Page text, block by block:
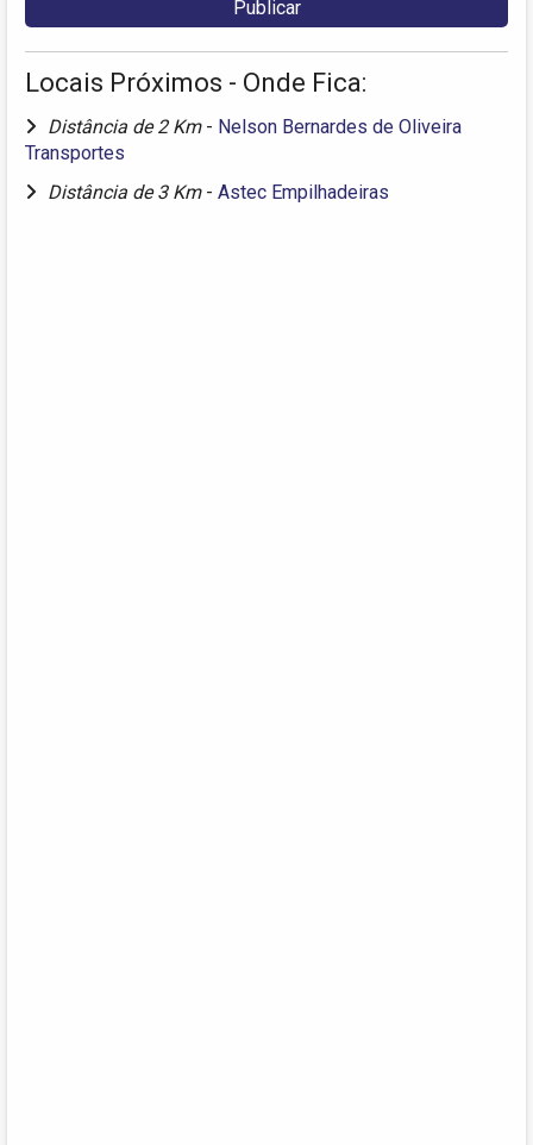
Locais Próximos - Onde Fica:
Distância de 2 Km - Nelson Bernardes de Oliveira
Transportes
Distância de 3 Km - Astec Empilhadeiras